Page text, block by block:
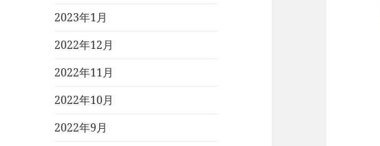
2023年1月
2022年12月
2022年11月
2022年10月
2022年9月